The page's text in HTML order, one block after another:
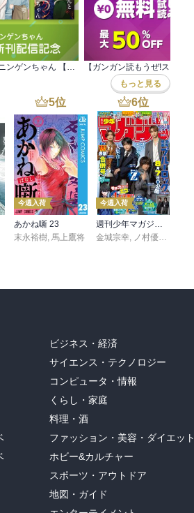
もっと見る
5位
今週入荷
あかね噺 23
末永裕樹, 馬上鷹将
6位
今週入荷
週刊少年マガジン 2026年36・37号[2026年8月5日発売]
金城宗幸, ノ村優介
ビジネス・経済
サイエンス・テクノロジー
コンピュータ・情報
くらし・家庭
料理・酒
ファッション・美容・ダイエット
ホビー&カルチャー
スポーツ・アウトドア
地図・ガイド